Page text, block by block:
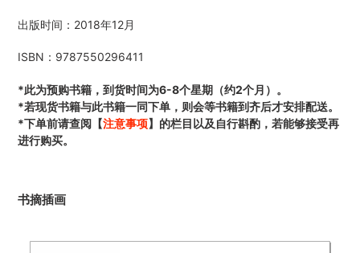
您
购
车
出版时间：2018年12月
ISBN： 9787550296411
*此为预购书籍，到货时间为6-8个星期（约2个月）。
*若现货书籍与此书籍一同下单，则会等书籍到齐后才安排配送。
*下单前请查阅【注意事项】的栏目以及自行斟酌，若能够接受再
进行购买。
书摘插画